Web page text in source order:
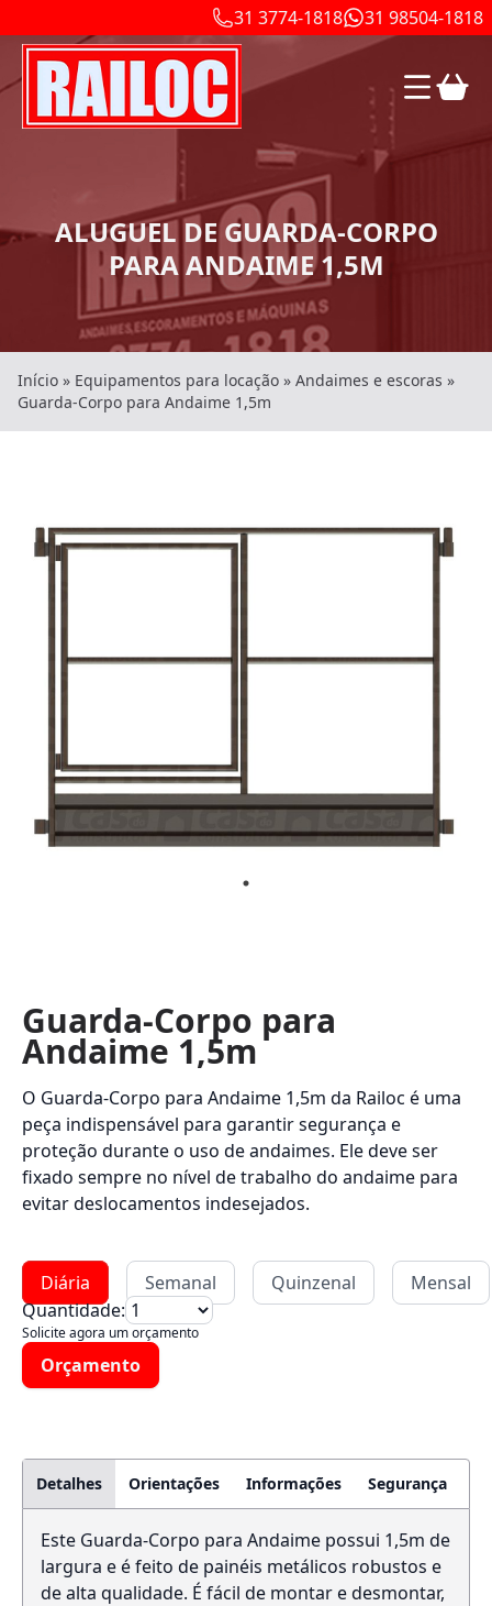
31 3774-1818 31 98504-1818
ALUGUEL DE GUARDA-CORPO
PARA ANDAIME 1,5M
Início » Equipamentos para locação » Andaimes e escoras »
Guarda-Corpo para Andaime 1,5m
Guarda-Corpo para
Andaime 1,5m
O Guarda-Corpo para Andaime 1,5m da Railoc é uma
peça indispensável para garantir segurança e
proteção durante o uso de andaimes. Ele deve ser
fixado sempre no nível de trabalho do andaime para
evitar deslocamentos indesejados.
Diária Semanal Quinzenal
Mensal
Quantidade:
Solicite agora um orçamento
Orçamento
Detalhes Orientações Informações Segurança
Este Guarda-Corpo para Andaime possui 1,5m de
largura e é feito de painéis metálicos robustos e
de alta qualidade. É fácil de montar e desmontar,